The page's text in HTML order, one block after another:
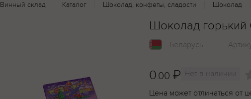
Винный склад Каталог Шоколад, конфеты, сладости Шоколад
Шоколад горький
Беларусь
0.00 ₽ Нет в наличии
Цена может отличаться от